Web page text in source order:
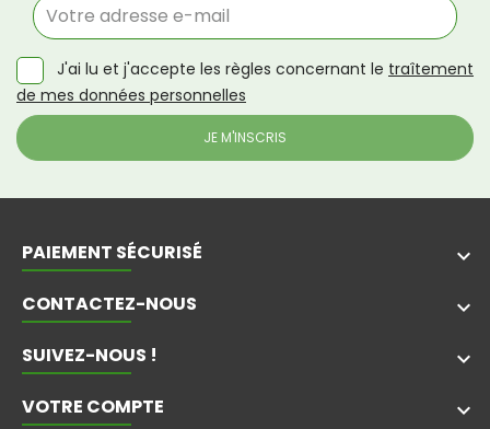
J'ai lu et j'accepte les règles concernant le traîtement
de mes données personnelles
PAIEMENT SÉCURISÉ keyboard_arrow_down
CONTACTEZ-NOUS keyboard_arrow_down
SUIVEZ-NOUS ! keyboard_arrow_down
VOTRE COMPTE 